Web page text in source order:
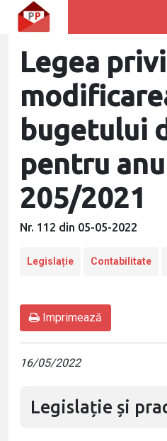
Legea
bugetului
pentru
205/2021
Nr. 112 din 05-05-2022
Legislație Contabilitate
Imprimează
16/05/2022
Legislație și